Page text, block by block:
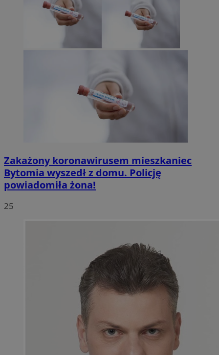
Zakażony koronawirusem mieszkaniec
Bytomia wyszedł z domu. Policję
powiadomiła żona!
25